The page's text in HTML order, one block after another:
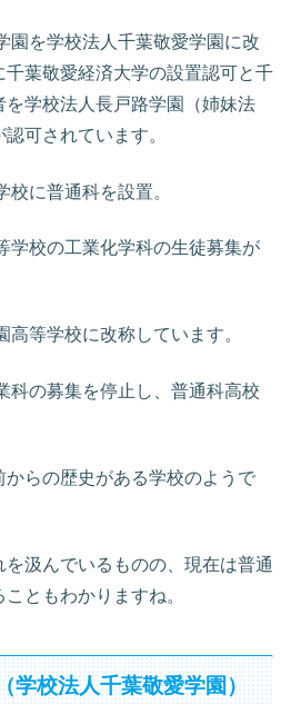
園を学校法人千葉敬愛学園に改
葉敬愛経済大学の設置認可と千
学校法人長戸路学園（姉妹法
可されています。
に普通科を設置。
学校の工業化学科の生徒募集が
等学校に改称しています。
科の募集を停止し、普通科高校
らの歴史がある学校のようで
を汲んでいるものの、現在は普通
ともわかりますね。
学校法人千葉敬愛学園）